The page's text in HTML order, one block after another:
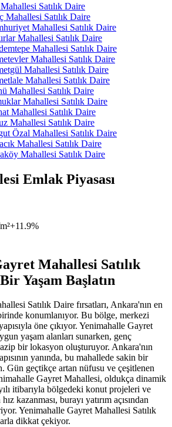
Satılık Daire
Mahallesi Satılık Daire
Mahallesi Satılık Daire
Mahallesi Satılık Daire
Mahallesi Satılık Daire
Mahallesi Satılık Daire
Mahallesi Satılık Daire
Mahallesi Satılık Daire
Mahallesi Satılık Daire
Mahallesi Satılık Daire
Mahallesi Satılık Daire
Mahallesi Satılık Daire
Özal Mahallesi Satılık Daire
Mahallesi Satılık Daire
Mahallesi Satılık Daire
Emlak Piyasası
+11.9%
Mahallesi Satılık
Yaşam Başlatın
Satılık Daire fırsatları, Ankara'nın en
konumlanıyor. Bu bölge, merkezi
öne çıkıyor. Yenimahalle Gayret
yaşam alanları sunarken, genç
bir lokasyon oluşturuyor. Ankara'nın
yanında, bu mahallede sakin bir
Gün geçtikçe artan nüfusu ve çeşitlenen
Gayret Mahallesi, oldukça dinamik
itibarıyla bölgedeki konut projeleri ve
kazanması, burayı yatırım açısından
Yenimahalle Gayret Mahallesi Satılık
dikkat çekiyor.